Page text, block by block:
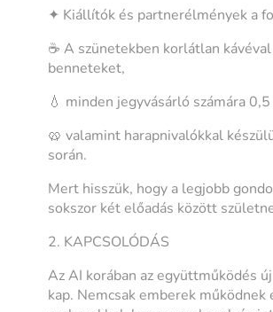
✦ Kiállítók és partnerélmények a
☕ A szünetekben korlátlan
benneteket,
💧 minden jegyvásárló számára
🥨 valamint harapnivalókkal
során.
Mert hisszük, hogy a legjobb
sokszor két előadás között
2. KAPCSOLÓDÁS
Az AI korában az együttműködés
kap. Nemcsak emberek működnek